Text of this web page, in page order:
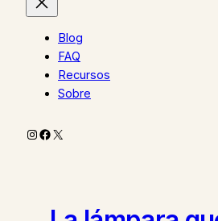
Blog
FAQ
Recursos
Sobre
Instagram
Facebook
X